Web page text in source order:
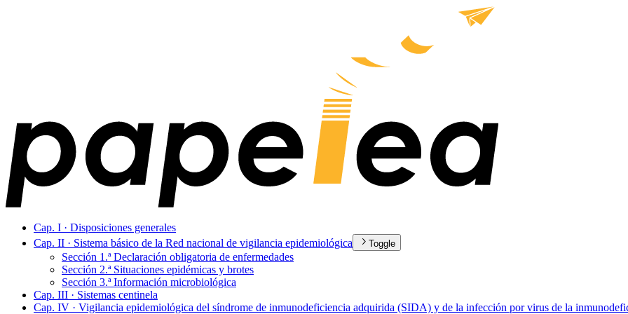
Cap. I · Disposiciones generales
Cap. II · Sistema básico de la Red nacional de vigilancia epidemiológica
Toggle
Sección 1.ª Declaración obligatoria de enfermedades
Sección 2.ª Situaciones epidémicas y brotes
Sección 3.ª Información microbiológica
Cap. III · Sistemas centinela
Cap. IV · Vigilancia epidemiológica del síndrome de inmunodeficiencia adquirida (SIDA) y de la infección por virus de la